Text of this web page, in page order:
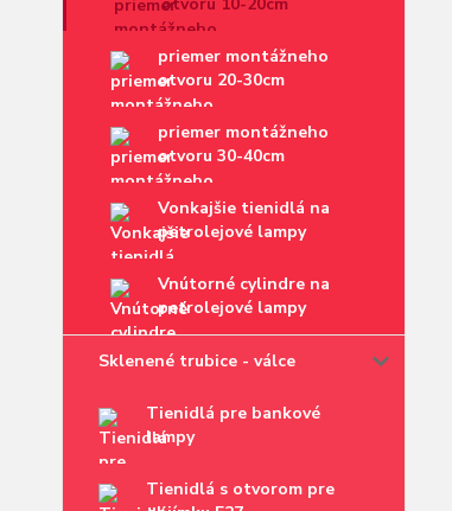
priemer montážneho
otvoru 20-30cm
priemer montážneho
otvoru 30-40cm
Vonkajšie tienidlá na
petrolejové lampy
Vnútorné cylindre na
petrolejové lampy
Sklenené trubice - válce
Tienidlá pre bankové
lampy
Tienidlá s otvorom pre